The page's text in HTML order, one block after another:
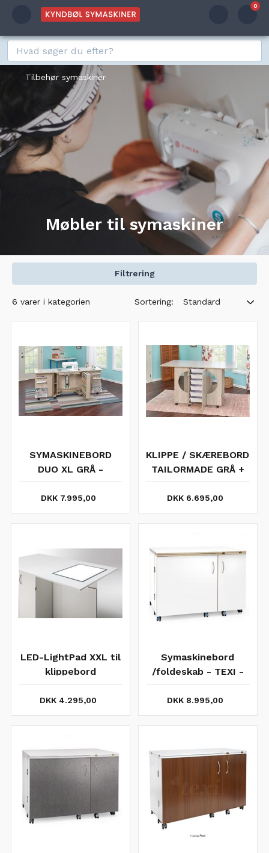
0
Tilbehør symaskiner
Møbler til symaskiner
Filtrering
6 varer i kategorien Sortering: Standard
SYMASKINEBORD
DUO XL GRÅ -
TAILORMADE
DKK 7.995,00
KLIPPE / SKÆREBORD
TAILORMADE GRÅ +
levering / Bestillings
vare
DKK 6.695,00
LED-LightPad XXL til
klippebord
DKK 4.295,00
Symaskinebord
/foldeskab - TEXI -
Hvid m. bøgekant
DKK 8.995,00